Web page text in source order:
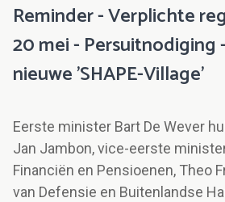
Reminder - Verplichte
20 mei - Persuitnodiging
nieuwe 'SHAPE-Village'
Eerste minister Bart De Wever
Jan Jambon, vice-eerste
Financiën en Pensioenen, Theo
van Defensie en Buitenlandse